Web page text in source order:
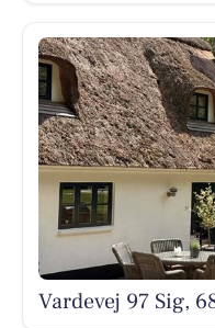
Vardevej 97 Sig,